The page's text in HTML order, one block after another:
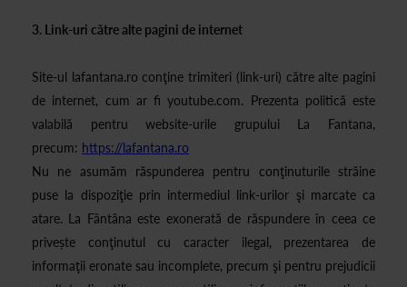
3. Link-uri către alte pagini de internet
Site-ul lafantana.ro conţine trimiteri (link-uri) către alte pagini
de internet, cum ar fi youtube.com. Prezenta politică este
valabilă pentru website-urile grupului La Fantana,
precum: https://lafantana.ro
Nu ne asumăm răspunderea pentru conţinuturile străine
puse la dispoziţie prin intermediul link-urilor şi marcate ca
atare. La Fântâna este exonerată de răspundere în ceea ce
privește conţinutul cu caracter ilegal, prezentarea de
informaţii eronate sau incomplete, precum şi pentru prejudicii